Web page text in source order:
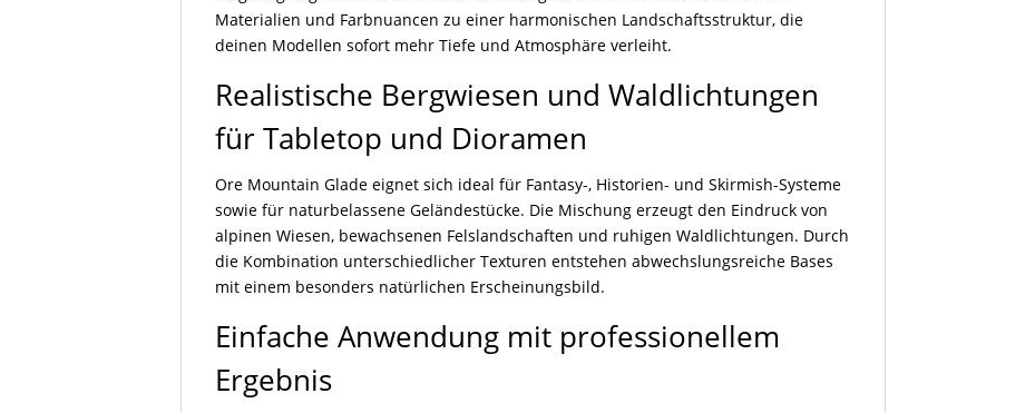
Materialien und Farbnuancen zu einer harmonischen Landschaftsstruktur, die
deinen Modellen sofort mehr Tiefe und Atmosphäre verleiht.
Realistische Bergwiesen und Waldlichtungen
für Tabletop und Dioramen
Ore Mountain Glade eignet sich ideal für Fantasy-, Historien- und Skirmish-Systeme
sowie für naturbelassene Geländestücke. Die Mischung erzeugt den Eindruck von
alpinen Wiesen, bewachsenen Felslandschaften und ruhigen Waldlichtungen. Durch
die Kombination unterschiedlicher Texturen entstehen abwechslungsreiche Bases
mit einem besonders natürlichen Erscheinungsbild.
Einfache Anwendung mit professionellem
Ergebnis